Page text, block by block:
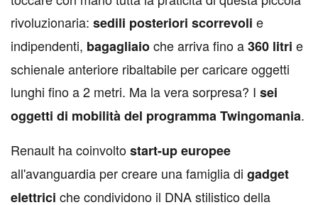
rivoluzionaria: sedili posteriori scorrevoli e
indipendenti, bagagliaioche arriva fino a360 litri e
schienale anteriore ribaltabile per caricare oggetti
lunghi fino a 2 metri. Ma la vera sorpresa? I sei
oggetti di mobilità del programma Twingomania.
Renault ha coinvoltostart-up europee
all'avanguardia per creare una famiglia di gadget
elettrici che condividono il DNA stilistico della